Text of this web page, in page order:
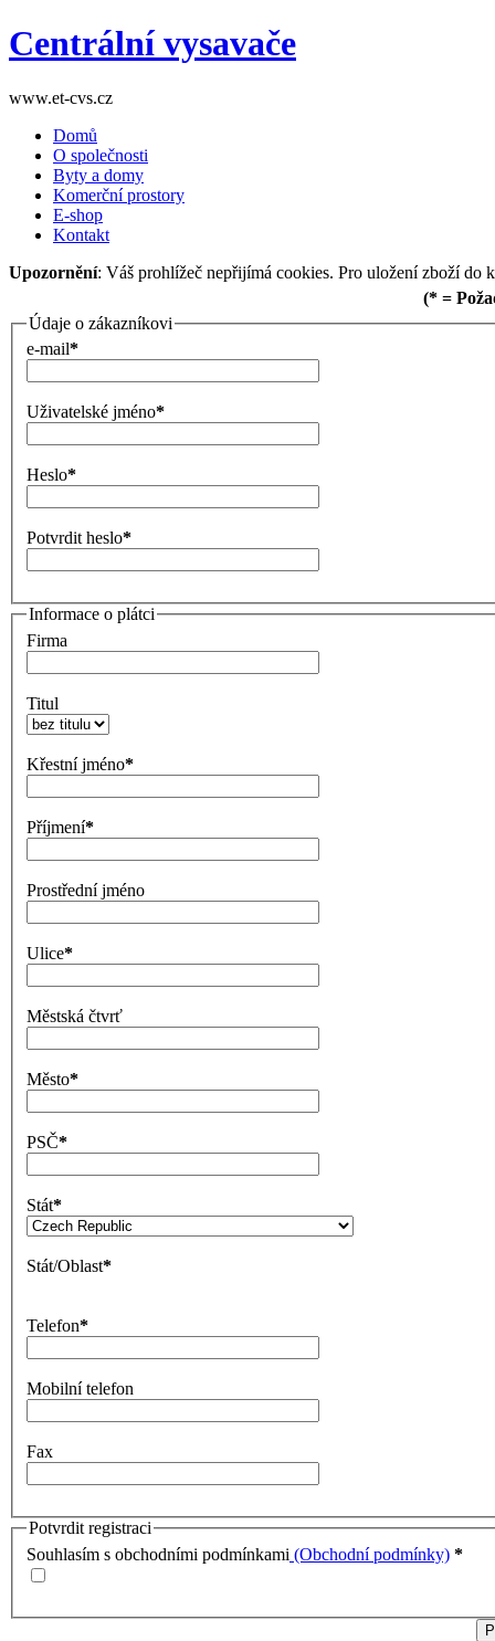
Centrální vysavače
www.et-cvs.cz
Domů
O společnosti
Byty a domy
Komerční prostory
E-shop
Kontakt
Upozornění: Váš prohlížeč nepřijímá cookies. Pro uložení zboží do
(* =
Údaje o zákazníkovi
e-mail*
Uživatelské jméno*
Heslo*
Potvrdit heslo*
Informace o plátci
Firma
Titul
Křestní jméno*
Příjmení*
Prostřední jméno
Ulice*
Městská čtvrť
Město*
PSČ*
Stát*
Stát/Oblast*
Telefon*
Mobilní telefon
Fax
Potvrdit registraci
Souhlasím s obchodními podmínkami (Obchodní podmínky) *